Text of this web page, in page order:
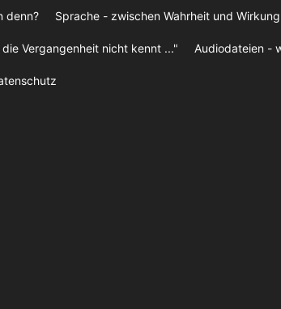
denn? Sprache - zwischen Wahrheit und Wirkung
Vergangenheit nicht kennt ..." Audiodateien -